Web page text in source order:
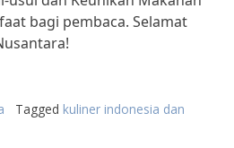
bagi pembaca. Selamat
Tagged kuliner indonesia dan